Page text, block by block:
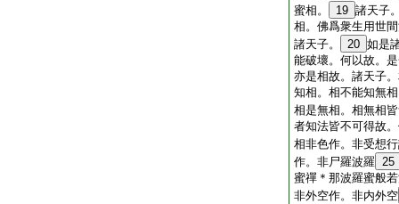
蜜相。
19 諸天子
相。佛爲衆生用世
諸天子。
20 如是
能破壞。何以故。
亦是相故。諸天子
知相。相不能知無
相是無相。相無相
者知法皆不可得故
相非色作。非受想
作。非尸羅波羅 25
蜜禪＊那波羅蜜般
非外空作。非内外空